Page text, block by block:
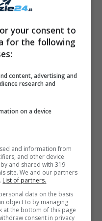
rappresenti per
le condizioni,
“. La Isoardi ha
tornata in tv
La conduttrice
periodo di
le abbia fatto
“, ha
your consent to
for the following
content, advertising and
research and
on a device
and information from
and other device
and shared with 319
site. We and our partners
List of partners.
data on the basis
object to by managing
at the bottom of this page
consent in privacy